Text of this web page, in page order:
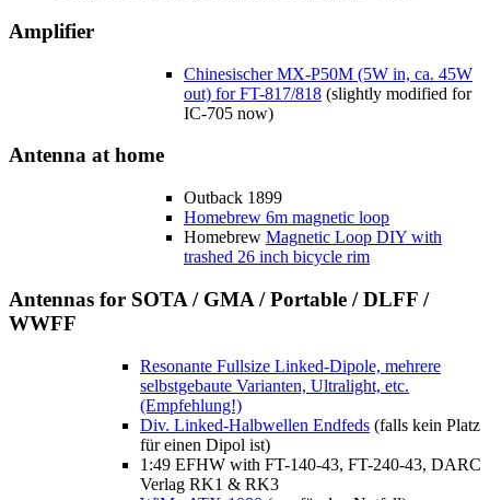
Amplifier
Chinesischer MX-P50M (5W in, ca. 45W
out) for FT-817/818 (slightly modified for
IC-705 now)
Antenna at home
Outback 1899
Homebrew 6m magnetic loop
Homebrew Magnetic Loop DIY with
trashed 26 inch bicycle rim
Antennas for SOTA / GMA / Portable / DLFF /
WWFF
Resonante Fullsize Linked-Dipole, mehrere
selbstgebaute Varianten, Ultralight, etc.
(Empfehlung!)
Div. Linked-Halbwellen Endfeds (falls kein Platz
für einen Dipol ist)
1:49 EFHW with FT-140-43, FT-240-43, DARC
Verlag RK1 & RK3